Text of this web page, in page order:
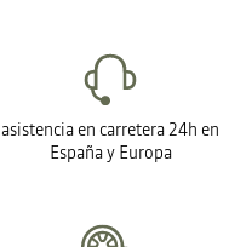
asistencia en carretera 24h en
España y Europa